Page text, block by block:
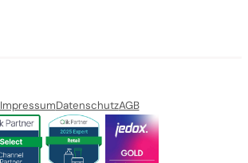
ImpressumDatenschutzAGB